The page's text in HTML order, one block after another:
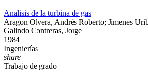
Analisis de la turbina de gas
Aragon Olvera, Andrés Roberto; Jimenes
Galindo Contreras, Jorge
1984
Ingenierías
share
Trabajo de grado